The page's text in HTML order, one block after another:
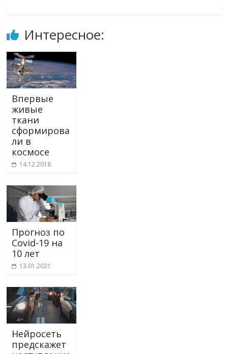
Интересное:
Впервые
живые
ткани
сформирова
ли в
космосе
14.12.2018
Прогноз по
Covid-19 на
10 лет
13.01.2021
Нейросеть
предскажет